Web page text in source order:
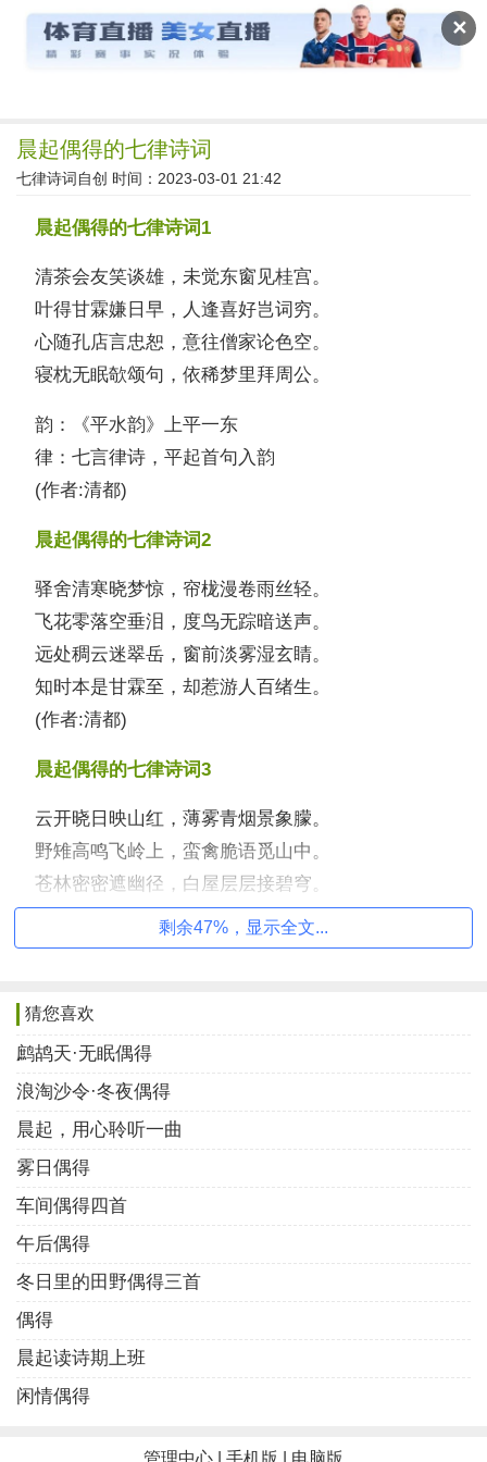
✕
读文斋
晨起偶得的七律诗词
七律诗词自创 时间：2023-03-01 21:42
晨起偶得的七律诗词1
清茶会友笑谈雄，未觉东窗见桂宫。
叶得甘霖嫌日早，人逢喜好岂词穷。
心随孔店言忠恕，意往僧家论色空。
寝枕无眠欹颂句，依稀梦里拜周公。
韵：《平水韵》上平一东
律：七言律诗，平起首句入韵
(作者:清都)
晨起偶得的七律诗词2
驿舍清寒晓梦惊，帘栊漫卷雨丝轻。
飞花零落空垂泪，度鸟无踪暗送声。
远处稠云迷翠岳，窗前淡雾湿玄睛。
知时本是甘霖至，却惹游人百绪生。
(作者:清都)
晨起偶得的七律诗词3
云开晓日映山红，薄雾青烟景象朦。
野雉高鸣飞岭上，蛮禽脆语觅山中。
苍林密密遮幽径，白屋层层接碧穹。
适值玄冥归去后，闲游拂面是和风。
(作者:清都)
瑞雪屏声夜入城，浮云淡墨晓风轻。
荒园败树妆琼叶，曲径残花饰玉晶。
心安莫管流年换，一念清闲自在生。
(作者:清都)
秋风秋雨伴秋凉，赶却炎魔遮却阳。
落叶离枝兴乱绪，流年去暑谢浓妆。
(作者:荷衣听雨)
晨起偶得的七律诗词6
剩余47%，显示全文...
猜您喜欢
鹧鸪天·无眠偶得
浪淘沙令·冬夜偶得
晨起，用心聆听一曲
雾日偶得
车间偶得四首
午后偶得
冬日里的田野偶得三首
偶得
晨起读诗期上班
闲情偶得
管理中心 手机版 电脑版